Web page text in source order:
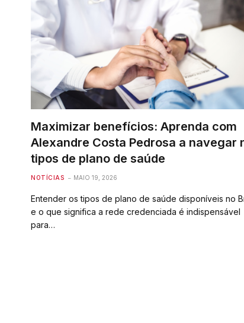
Maximizar benefícios: Aprenda com
Alexandre Costa Pedrosa a navegar
tipos de plano de saúde
NOTÍCIAS MAIO 19, 2026
Entender os tipos de plano de saúde disponíveis no
e o que significa a rede credenciada é indispensável
para…